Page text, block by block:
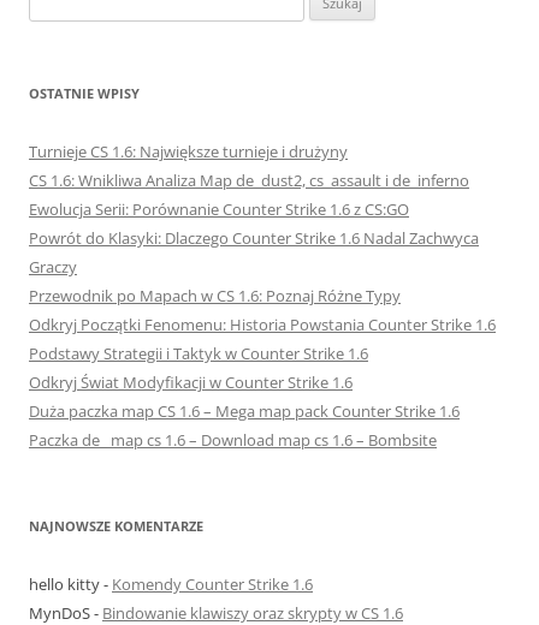
OSTATNIE WPISY
Turnieje CS 1.6: Największe turnieje i drużyny
CS 1.6: Wnikliwa Analiza Map de_dust2, cs_assault i de_inferno
Ewolucja Serii: Porównanie Counter Strike 1.6 z CS:GO
Powrót do Klasyki: Dlaczego Counter Strike 1.6 Nadal Zachwyca
Graczy
Przewodnik po Mapach w CS 1.6: Poznaj Różne Typy
Odkryj Początki Fenomenu: Historia Powstania Counter Strike 1.6
Podstawy Strategii i Taktyk w Counter Strike 1.6
Odkryj Świat Modyfikacji w Counter Strike 1.6
Duża paczka map CS 1.6 – Mega map pack Counter Strike 1.6
Paczka de_ map cs 1.6 – Download map cs 1.6 – Bombsite
NAJNOWSZE KOMENTARZE
hello kitty- Komendy Counter Strike 1.6
MynDoS- Bindowanie klawiszy oraz skrypty w CS 1.6